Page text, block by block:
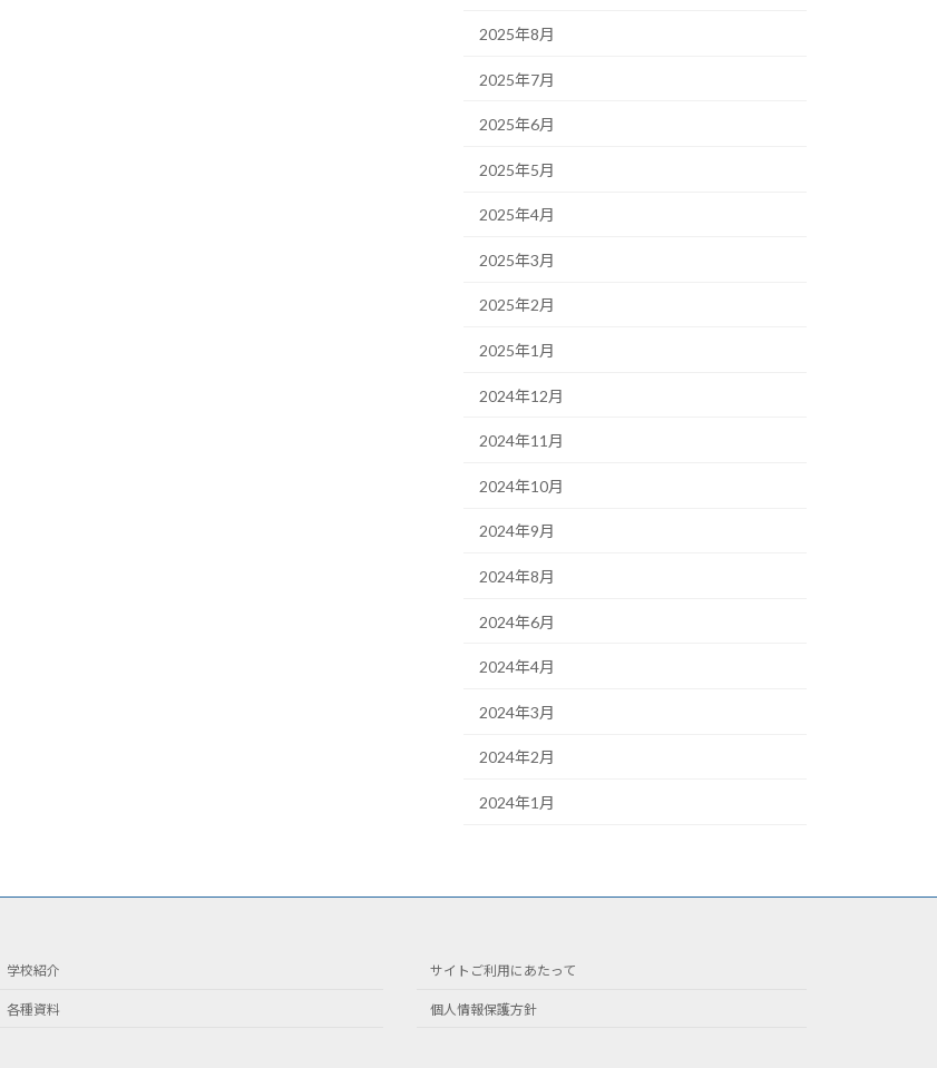
2025年8月
2025年7月
2025年6月
2025年5月
2025年4月
2025年3月
2025年2月
2025年1月
2024年12月
2024年11月
2024年10月
2024年9月
2024年8月
2024年6月
2024年4月
2024年3月
2024年2月
2024年1月
学校紹介
各種資料
サイトご利用にあたって
個人情報保護方針